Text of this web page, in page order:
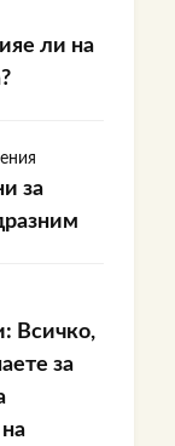
ли на
за
Всичко,
за